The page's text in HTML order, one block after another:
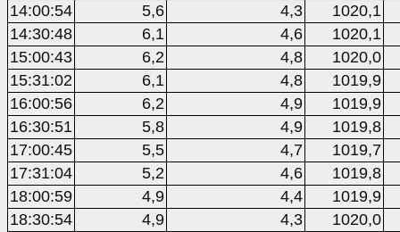
14:00:54
5,6 4,3
1020,1
14:30:48
6,1 4,6
1020,1
15:00:43
6,2 4,8
1020,0
15:31:02
6,1 4,8
1019,9
16:00:56
6,2 4,9
1019,9
16:30:51
5,8 4,9
1019,8
17:00:45
5,5 4,7
1019,7
17:31:04
5,2 4,6
1019,8
18:00:59
4,9 4,4
1019,9
18:30:54
4,9 4,3
1020,0